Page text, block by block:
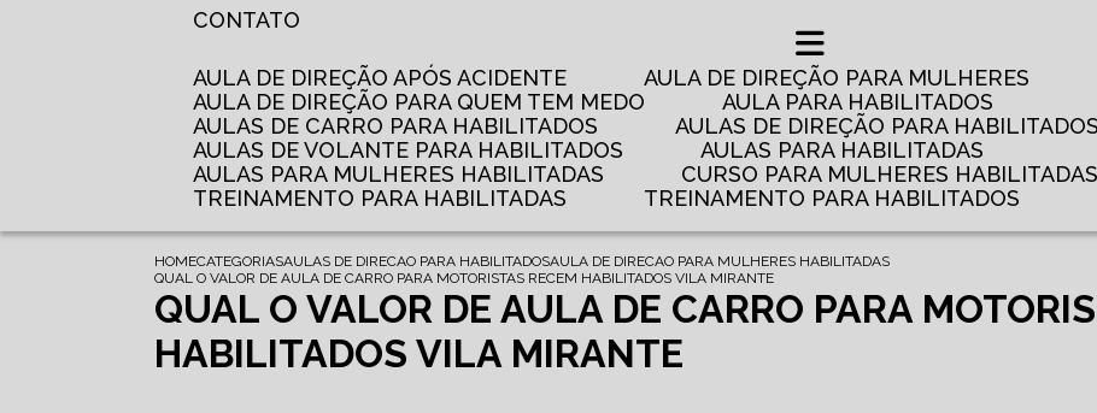
CONTATO
AULA DE DIREÇÃO APÓS ACIDENTE
AULA DE DIREÇÃO PARA MULHERES
AULA DE DIREÇÃO PARA QUEM TEM MEDO
AULA PARA HABILITADOS
AULAS DE CARRO PARA HABILITADOS
AULAS DE DIREÇÃO PARA HABILITADOS
AULAS DE VOLANTE PARA HABILITADOS
AULAS PARA HABILITADAS
AULAS PARA MULHERES HABILITADAS
CURSO PARA MULHERES HABILITADAS
TREINAMENTO PARA HABILITADAS
TREINAMENTO PARA HABILITADOS
HOMECATEGORIASAULAS DE DIRECAO PARA HABILITADOSAULA DE DIRECAO PARA MULHERES HABILITADAS
QUAL O VALOR DE AULA DE CARRO PARA MOTORISTAS RECEM HABILITADOS VILA MIRANTE
QUAL O VALOR DE AULA DE CARRO PARA
HABILITADOS VILA MIRANTE